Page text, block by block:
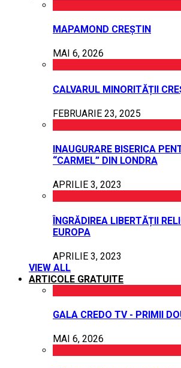
MAPAMOND CREȘTIN
MAI 6, 2026
CALVARUL MINORITĂȚII
FEBRUARIE 23, 2025
INAUGURARE BISERICA
“CARMEL” DIN LONDRA
APRILIE 3, 2023
ÎNGRĂDIREA LIBERTĂȚII
EUROPA
APRILIE 3, 2023
VIEW ALL
ARTICOLE GRATUITE
GALA CREDO TV - PRIMII
MAI 6, 2026